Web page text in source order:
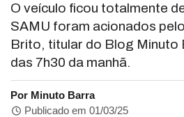
O veículo ficou totalmente
SAMU foram acionados
Brito, titular do Blog Minuto
das 7h30 da manhã.
Por Minuto Barra
Publicado em 01/03/25